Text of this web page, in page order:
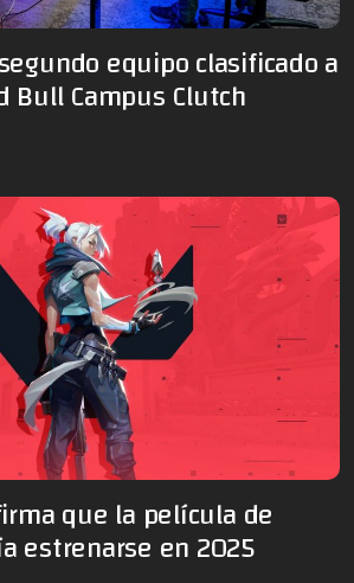
equipo clasificado a
Bull Campus Clutch
que la película de
estrenarse en 2025